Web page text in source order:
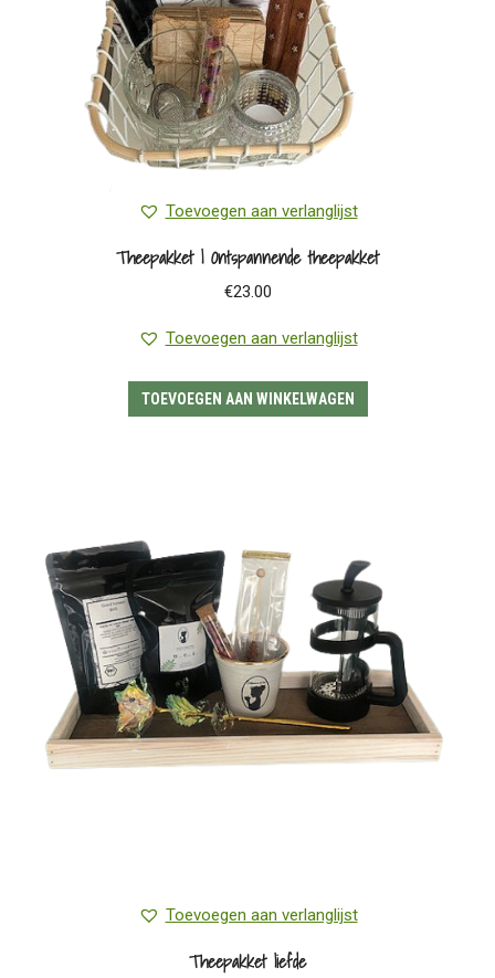
Toevoegen aan verlanglijst
Theepakket | Ontspannende theepakket
€23.00
Toevoegen aan verlanglijst
TOEVOEGEN AAN WINKELWAGEN
Toevoegen aan verlanglijst
Theepakket liefde